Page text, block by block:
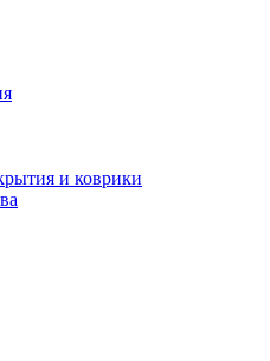
и коврики